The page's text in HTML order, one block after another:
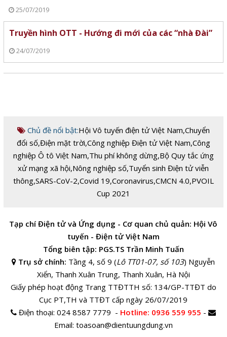
25/07/2019
Truyền hình OTT - Hướng đi mới của các “nhà Đài”
24/07/2019
Chủ đề nổi bật:Hội Vô tuyến điện tử Việt Nam,Chuyển
đổi số,Điện mặt trời,Công nghiệp Điện tử Việt Nam,Công
nghiệp Ô tô Việt Nam,Thu phí không dừng,Bộ Quy tắc ứng
xử mạng xã hội,Nông nghiệp số,Tuyển sinh Điện tử viễn
thông,SARS-CoV-2,Covid 19,Coronavirus,CMCN 4.0,PVOIL
Cup 2021
Tạp chí Điện tử và Ứng dụng - Cơ quan chủ quản: Hội Vô
tuyến - Điện tử Việt Nam
Tổng biên tập: PGS.TS Trần Minh Tuấn
Trụ sở chính: Tầng 4, số 9 (Lô TT01-07, số 103) Nguyễn
Xiển, Thanh Xuân Trung, Thanh Xuân, Hà Nội
Giấy phép hoạt động Trang TTĐTTH số: 134/GP-TTĐT do
Cục PT,TH và TTĐT cấp ngày 26/07/2019
Điện thoại:024 8587 7779 - Hotline: 0936 559 955 -
Email: toasoan@dientuungdung.vn